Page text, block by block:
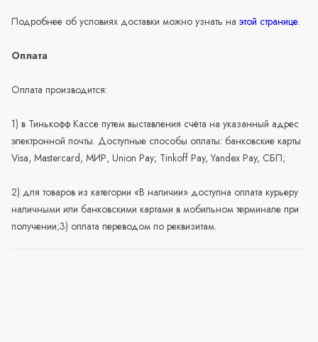
Подробнее об условиях доставки можно узнать на этой странице.
Оплата
Оплата производится:
1) в Тинькофф Кассе путем выставления счёта на указанный адрес
электронной почты. Доступные способы оплаты: банковские карты
Visa, Mastercard, МИР, Union Pay; Tinkoff Pay, Yandex Pay, СБП;
2) для товаров из категории «В наличии» доступна оплата курьеру
наличными или банковскими картами в мобильном терминале при
получении;3) оплата переводом по реквизитам.